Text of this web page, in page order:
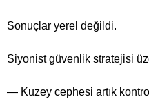
Sonuçlar yerel değildi.
Siyonist güvenlik stratejisi
— Kuzey cephesi artık